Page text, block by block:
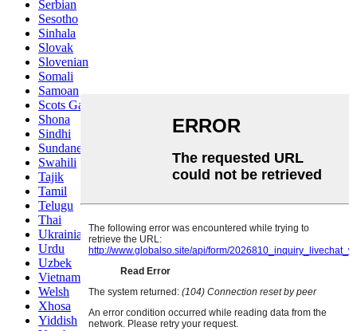
Serbian
Sesotho
Sinhala
Slovak
Slovenian
Somali
Samoan
Scots Gaelic
Shona
Sindhi
Sundanese
Swahili
Tajik
Tamil
Telugu
Thai
Ukrainian
Urdu
Uzbek
Vietnamese
Welsh
Xhosa
Yiddish